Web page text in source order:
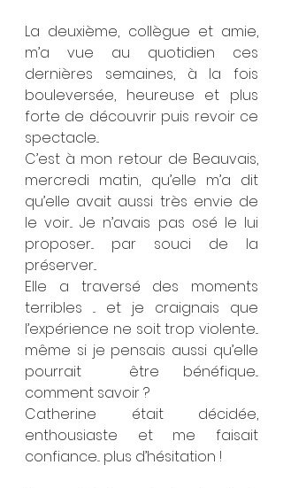
La deuxième, collègue et amie,
m’a vue au quotidien ces
dernières semaines, à la fois
bouleversée, heureuse et plus
forte de découvrir puis revoir ce
spectacle...
C’est à mon retour de Beauvais,
mercredi matin, qu’elle m’a dit
qu’elle avait aussi très envie de
le voir... Je n’avais pas osé le lui
proposer... par souci de la
préserver...
Elle a traversé des moments
terribles ... et je craignais que
l’expérience ne soit trop violente...
même si je pensais aussi qu’elle
pourrait  être bénéfique...
comment savoir ?
Catherine était décidée,
enthousiaste et me faisait
confiance... plus d’hésitation !